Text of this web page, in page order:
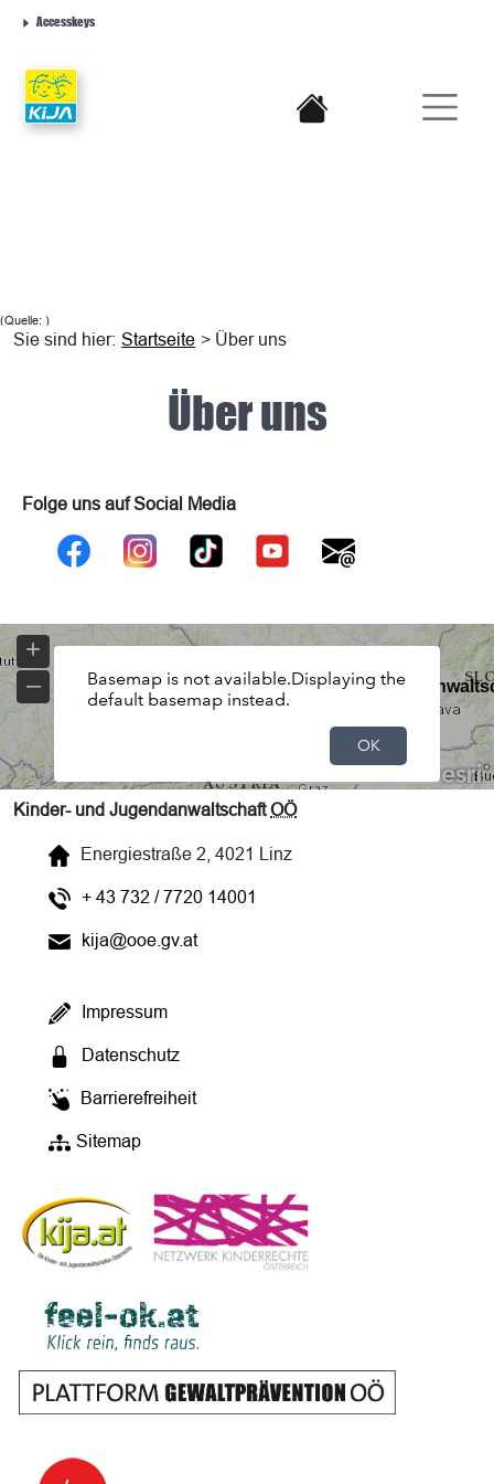
Accesskeys
(Quelle: )
Sie sind hier: Startseite > Über uns
Über uns
Folge uns auf Social Media
Kinder- und JugendanwaltschaftOÖ
Energiestraße 2, 4021 Linz
+ 43 732 / 7720 14001
kija@ooe.gv.at
Impressum
Datenschutz
Barrierefreiheit
Sitemap